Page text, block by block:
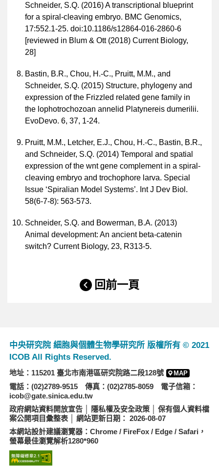
Schneider, S.Q. (2016) A transcriptional blueprint
for a spiral-cleaving embryo. BMC Genomics,
17:552.1-25. doi:10.1186/s12864-016-2860-6
[reviewed in Blum & Ott (2018) Current Biology,
28]
Bastin, B.R., Chou, H.-C., Pruitt, M.M., and
Schneider, S.Q. (2015) Structure, phylogeny and
expression of the Frizzled related gene family in
the lophotrochozoan annelid Platynereis dumerilii.
EvoDevo. 6, 37, 1-24.
Pruitt, M.M., Letcher, E.J., Chou, H.-C., Bastin, B.R.,
and Schneider, S.Q. (2014) Temporal and spatial
expression of the wnt gene complement in a spiral-
cleaving embryo and trochophore larva. Special
Issue ‘Spiralian Model Systems’. Int J Dev Biol.
58(6-7-8): 563-573.
Schneider, S.Q. and Bowerman, B.A. (2013)
Animal development: An ancient beta-catenin
switch? Current Biology, 23, R313-5.
回前一頁
中央研究院 細胞與個體生物學研究所 版權所有 © 2021
ICOB All Rights Reserved.
地址：115201 臺北市南港區研究院路二段128號 MAP
電話：(02)2789-9515 傳真：(02)2785-8059 電子信箱：
icob@gate.sinica.edu.tw
政府網站資料開放宣告
隱私權及安全政策 │保有個人資料檔
案公開項目彙整表 │ 網站更新日期： 2026-08-07
本網站設計建議瀏覽器：Chrome / FireFox / Edge / Safari，
螢幕最佳瀏覽解析1280*960